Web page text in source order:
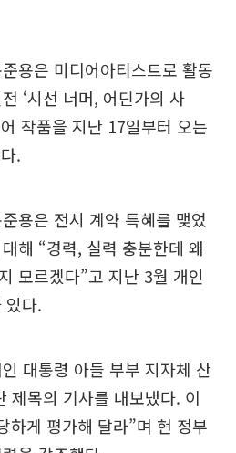
용은 미디어아티스트로 활동
‘시선 너머, 어딘가의 사
작품을 지난 17일부터 오는
.
용은 전시 계약 특혜를 맺었
해 “경력, 실력 충분한데 왜
모르겠다”고 지난 3월 개인
있다.
대통령 아들 부부 지자체 산
제목의 기사를 내보냈다. 이
하게 평가해 달라”며 현 정부